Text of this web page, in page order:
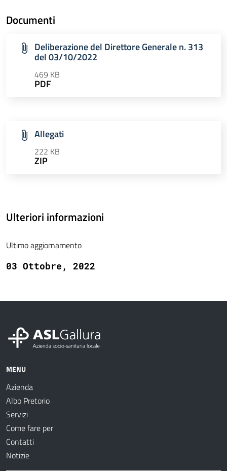
Documenti
Deliberazione del Direttore Generale n. 313
del 03/10/2022
469 KB
PDF
Allegati
222 KB
ZIP
Ulteriori informazioni
Ultimo aggiornamento
03 Ottobre, 2022
MENU
Azienda
Albo Pretorio
Servizi
Come fare per
Contatti
Notizie